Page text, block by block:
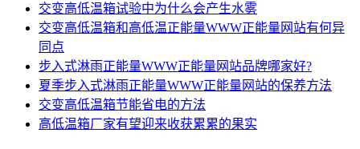
交变高低温箱试验中为什么会产生水雾
交变高低温箱和高低温正能量WWW正能量网站有何异
同点
步入式淋雨正能量WWW正能量网站品牌哪家好?
夏季步入式淋雨正能量WWW正能量网站的保养方法
交变高低温箱节能省电的方法
高低温箱厂家有望迎来收获累累的果实